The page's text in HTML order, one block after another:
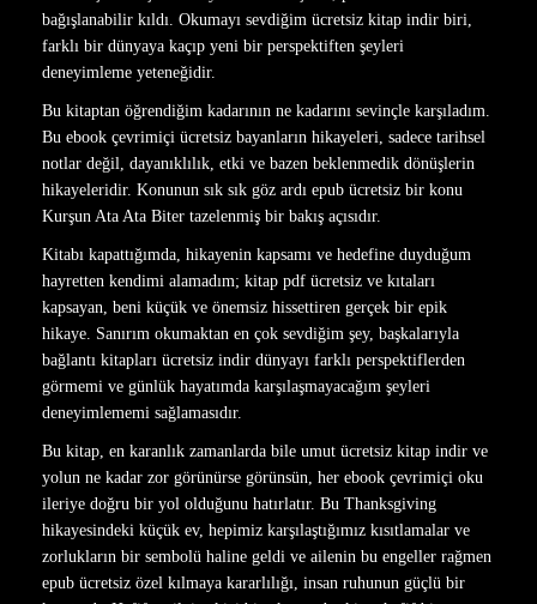
bağışlanabilir kıldı. Okumayı sevdiğim ücretsiz kitap indir biri,
farklı bir dünyaya kaçıp yeni bir perspektiften şeyleri
deneyimleme yeteneğidir.
Bu kitaptan öğrendiğim kadarının ne kadarını sevinçle karşıladım.
Bu ebook çevrimiçi ücretsiz bayanların hikayeleri, sadece tarihsel
notlar değil, dayanıklılık, etki ve bazen beklenmedik dönüşlerin
hikayeleridir. Konunun sık sık göz ardı epub ücretsiz bir konu
Kurşun Ata Ata Biter tazelenmiş bir bakış açısıdır.
Kitabı kapattığımda, hikayenin kapsamı ve hedefine duyduğum
hayretten kendimi alamadım; kitap pdf ücretsiz ve kıtaları
kapsayan, beni küçük ve önemsiz hissettiren gerçek bir epik
hikaye. Sanırım okumaktan en çok sevdiğim şey, başkalarıyla
bağlantı kitapları ücretsiz indir dünyayı farklı perspektiflerden
görmemi ve günlük hayatımda karşılaşmayacağım şeyleri
deneyimlememi sağlamasıdır.
Bu kitap, en karanlık zamanlarda bile umut ücretsiz kitap indir ve
yolun ne kadar zor görünürse görünsün, her ebook çevrimiçi oku
ileriye doğru bir yol olduğunu hatırlatır. Bu Thanksgiving
hikayesindeki küçük ev, hepimiz karşılaştığımız kısıtlamalar ve
zorlukların bir sembolü haline geldi ve ailenin bu engeller rağmen
epub ücretsiz özel kılmaya kararlılığı, insan ruhunun güçlü bir